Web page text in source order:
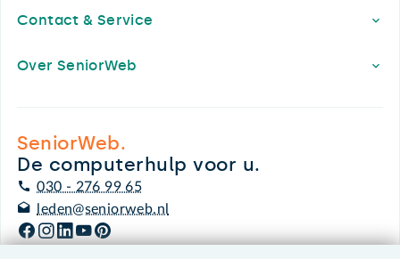
Contact & Service
Over SeniorWeb
SeniorWeb.
De computerhulp voor u.
030 - 276 99 65
leden@seniorweb.nl